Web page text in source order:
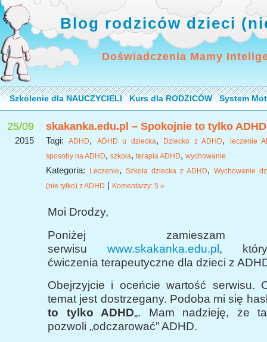
Blog rodziców dzieci
Doświadczenia Mamy
Szkolenie dla NAUCZYCIELI Kurs dla RODZICÓW System
25/09
2015
skakanka.edu.pl – Spokojnie to tylko ADHD
Tagi:ADHD, ADHD u dziecka, Dziecko z ADHD,
leczenie
sposoby na ADHD, szkoła, terapia ADHD, wychowanie
Kategoria: Leczenie, Szkoła dziecka z ADHD, Wychowanie
(nie tylko) z ADHD | Komentarzy: 5 »
Moi Drodzy,
Poniżej zamieszam
serwisu www.skakanka.edu.pl, który
ćwiczenia terapeutyczne dla dzieci z
Obejrzyjcie i oceńcie wartość serwisu.
temat jest dostrzegany. Podoba mi się
to tylko ADHD„. Mam nadzieję, że
pozwoli „odczarować” ADHD.